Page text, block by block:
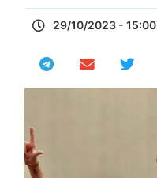
29/10/2023 - 15:00